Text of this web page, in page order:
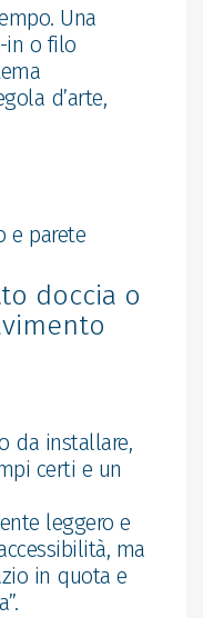
Una
in o filo
d’arte,
e parete
doccia o
da installare,
certi e un
leggero e
ma
in quota e